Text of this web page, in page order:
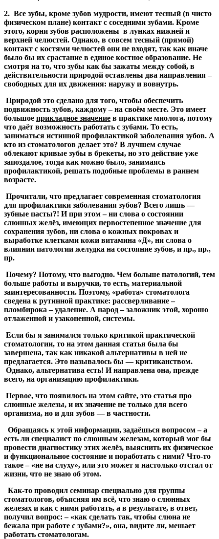
2. Все зубы, кроме зубов мудрости, имеют тесный (в чисто
физическом плане) контакт с соседними зубами. Кроме
этого, корни зубов расположены в лунках нижней и
верхней челюстей. Однако, в совсем тесный (прямой)
контакт с костями челюстей они не входят, так как иначе
было бы их срастание в единое костное образование. Не
смотря на то, что зубы как бы зажаты между собой, в
действительности природой оставлены два направления –
свободных для их движения: наружу и вовнутрь.
Природой это сделано для того, чтобы обеспечить
подвижность зубов, каждому – на своём месте. Это имеет
большое прикладное значение в практике миолога, потому
что даёт возможность работать с зубами. То есть,
заниматься истинной профилактикой заболевания зубов. А
кто из стоматологов делает это? В лучшем случае
облекают кривые зубы в брекеты, но это действие уже
запоздалое, тогда как можно было, занимаясь
профилактикой, решать подобные проблемы в раннем
возрасте.
Прочитали, что предлагает современная стоматология
для профилактики заболевания зубов? Всего лишь —
зубные пасты?! И при этом – ни слова о состоянии
слюнных желёз, имеющих первостепенное значение для
сохранения зубов, ни слова о кожных покровах и
выработке клетками кожи витамина «Д», ни слова о
влиянии патологии желудка на состояние зубов, и пр., пр.,
пр.
Почему? Потому, что выгодно. Чем больше патологий, тем
больше работы и выручки, то есть, материальной
заинтересованности. Поэтому, «работа» стоматолога
сведена к рутинной практике: рассверливание –
пломбирока – удаление. А народ – заложник этой, хорошо
отлаженной и узаконенной, системы.
Если бы я занимался только критикой практической
стоматологии, то на этом данная статья была бы
завершена, так как никакой альтернативы в ней не
предлагается. Это называлось бы — критиканством.
Однако, альтернатива есть! И направлена она, прежде
всего, на организацию профилактики.
Первое, что появилось на этом сайте, это статья про
слюнные железы, и их значение не только для всего
организма, но и для зубов — в частности.
Обращаясь к этой информации, задаёшься вопросом – а
есть ли специалист по слюнным железам, который мог бы
провести диагностику этих желёз, выяснить их физическое
и функциональное состояние и поработать с ними? Что-то
такое – «не на слуху», или это может я настолько отстал от
жизни, что не знаю об этом.
Как-то проводил семинар специально для группы
стоматологов, объясняя им всё, что знаю о слюнных
железах и как с ними работать, а в результате, в ответ,
получил вопрос: – «как сделать так, чтобы слюна не
бежала при работе с зубами?», она, видите ли, мешает
работать стоматологам.